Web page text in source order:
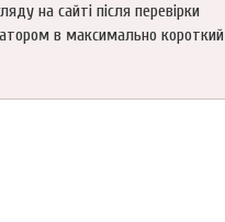
на сайті після перевірки
в максимально короткий